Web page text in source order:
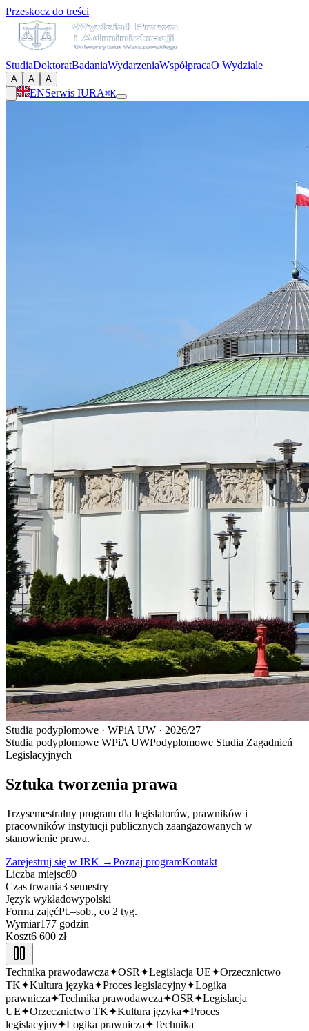
Przeskocz do treści
StudiaDoktoratBadaniaWydarzeniaWspółpracaO Wydziale
A A A
ENSerwis IURA⌘K
Studia podyplomowe · WPiA UW · 2026/27
Studia podyplomowe WPiA UWPodyplomowe Studia Zagadnień
Legislacyjnych
Sztuka tworzenia prawa
Trzysemestralny program dla legislatorów, prawników i
pracowników instytucji publicznych zaangażowanych w
stanowienie prawa.
Zarejestruj się w IRK →Poznaj programKontakt
Liczba miejsc80
Czas trwania3 semestry
Język wykładowypolski
Forma zajęćPt.–sob., co 2 tyg.
Wymiar177 godzin
Koszt6 600 zł
Technika prawodawcza✦OSR✦Legislacja UE✦Orzecznictwo
TK✦Kultura języka✦Proces legislacyjny✦Logika
prawnicza✦Technika prawodawcza✦OSR✦Legislacja
UE✦Orzecznictwo TK✦Kultura języka✦Proces
legislacyjny✦Logika prawnicza✦Technika